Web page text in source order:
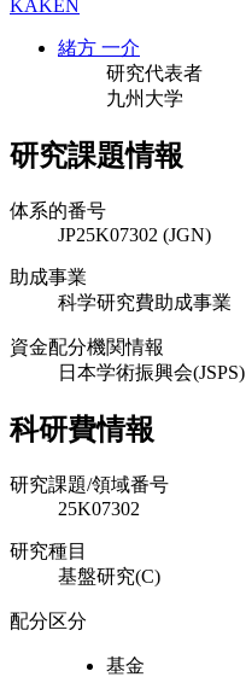
KAKEN
緒方 一介
研究代表者
九州大学
研究課題情報
体系的番号
JP25K07302 (JGN)
助成事業
科学研究費助成事業
資金配分機関情報
日本学術振興会(JSPS)
科研費情報
研究課題/領域番号
25K07302
研究種目
基盤研究(C)
配分区分
基金